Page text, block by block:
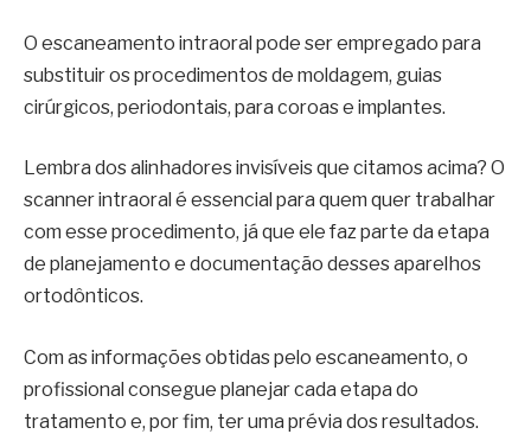
O escaneamento intraoral pode ser empregado para
substituir os procedimentos de moldagem, guias
cirúrgicos, periodontais, para coroas e implantes.
Lembra dos alinhadores invisíveis que citamos acima? O
scanner intraoral é essencial para quem quer trabalhar
com esse procedimento, já que ele faz parte da etapa
de planejamento e documentação desses aparelhos
ortodônticos.
Com as informações obtidas pelo escaneamento, o
profissional consegue planejar cada etapa do
tratamento e, por fim, ter uma prévia dos resultados.